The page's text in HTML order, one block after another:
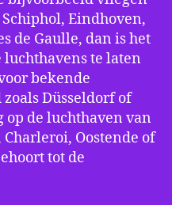
Eindhoven,
de Gaulle, dan is het
te laten
bekende
Düsseldorf of
op de luchthaven van
Oostende of
tot de